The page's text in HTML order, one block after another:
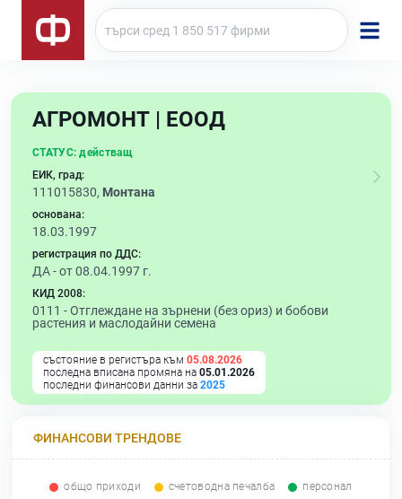
АГРОМОНТ | ЕООД
СТАТУС: действащ
ЕИК, град:
111015830, Монтана
основана:
18.03.1997
регистрация по ДДС:
ДА - от 08.04.1997 г.
КИД 2008:
0111 -Отглеждане на зърнени (без ориз) и бобови
растения и маслодайни семена
състояние в регистъра към 05.08.2026
последна вписана промяна на 05.01.2026
последни финансови данни за 2025
ФИНАНСОВИ ТРЕНДОВЕ
общо приходи счетоводна печалба персонал